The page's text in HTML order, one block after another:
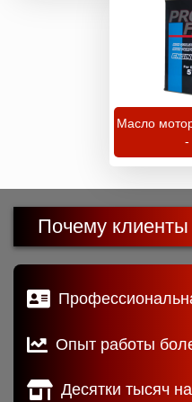
Масло
-
Почему
Опыт работы
Десятки тысяч